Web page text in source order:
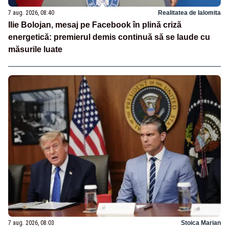
7 aug. 2026, 08:40 Realitatea de Ialomita
Ilie Bolojan, mesaj pe Facebook în plină criză
energetică: premierul demis continuă să se laude cu
măsurile luate
7 aug. 2026, 08:03 Stoica Marian